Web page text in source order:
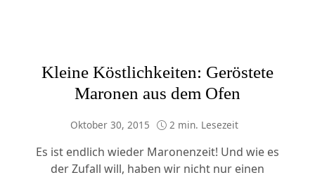
Kleine Köstlichkeiten: Geröstete
Maronen aus dem Ofen
Oktober 30, 2015 2 min. Lesezeit
Es ist endlich wieder Maronenzeit! Und wie es
der Zufall will, haben wir nicht nur einen